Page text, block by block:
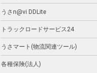
うさn@vi DDLite
トラックロードサービス24
うさマート(物流関連ツール)
各種保険(法人)